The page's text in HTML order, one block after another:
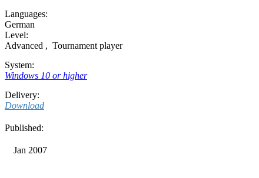
Languages:
German
Level:
Advanced , Tournament player
System:
Windows 10 or higher
Delivery:
Download
Published:
Jan 2007